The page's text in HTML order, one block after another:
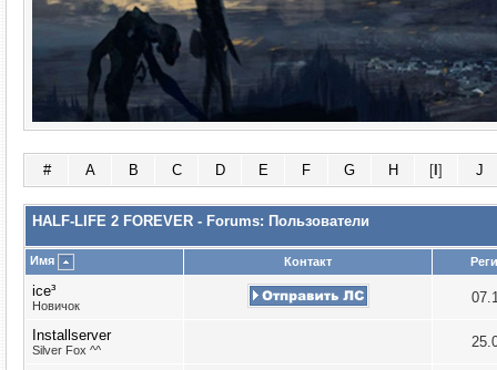
# A B C D E F G H [ ] J
HALF-LIFE 2 FOREVER - Forums: Пользователи
Имя Контакт
ice³
Новичок
Installserver
Silver Fox ^^